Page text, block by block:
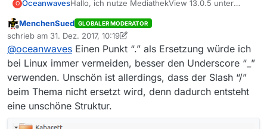
O OceanwavesHallo, ich nutze MediathekView 13.0.5 unter
dem Thema “Kabarett / Comedy”
heruntergeladen. Und sie dann nur durch Zufall
wiedergefunden.
Unter Einstellungen/Aufzeichnen und
Abspielen/Datei- und Pfadnamen ersetze ich " "
durch “.” und “/” durch “-”.
Das klappt aber nur bei den Dateinamen. Für die
von MV erstellten Pfade gelten die
Ersetzungsregeln leider nur zum Teil. Das
Leerzeichen wird durch einen Punkt ersetzt. Der
“/” leider nicht.
Das führt bei obigem Thema zu folgendem
Zielverzeichnis: “Kabarett./.Comedy”
Als Dateiname erhalte ich dann wie erwartet
“Kabarett.-.Comedy-
MV legt beim Download dann ein Verzeichnis
“Kabarett.” an und darunter dann “.Comedy”.
Offline
MenchenSued GLOBALER MODERATOR
schrieb am 31. Dez. 2017, 10:19
zuletzt editiert von MenchenSued
@oceanwaves Einen Punkt “.” als Ersetzung würde ich
bei Linux immer vermeiden, besser den Underscore “_”
verwenden. Unschön ist allerdings, dass der Slash “/”
beim Thema nicht ersetzt wird, denn dadurch entsteht
eine unschöne Struktur.